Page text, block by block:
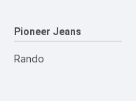
Pioneer Jeans
Rando